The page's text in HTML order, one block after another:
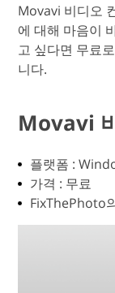
Movavi 비디오
에 대해 마음이
고 싶다면 무료
니다.
Movavi
플랫폼 :
가격 : 무료
FixThePhoto